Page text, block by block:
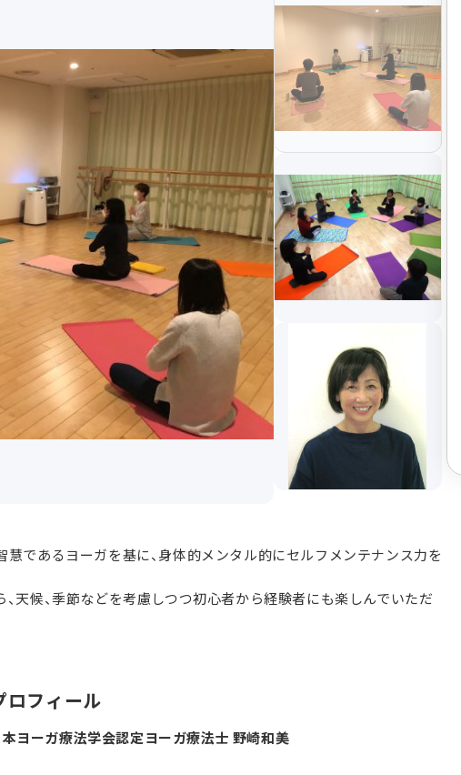
であるヨーガを基に、身体的メンタル的にセルフメンテナンス力を
天候、季節などを考慮しつつ初心者から経験者にも楽しんでいただ
ロフィール
本ヨーガ療法学会認定ヨーガ療法士 野崎和美